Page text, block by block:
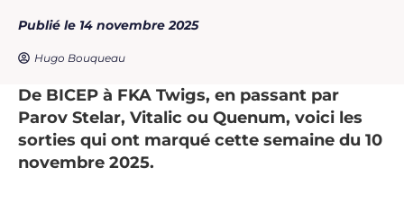
Publié le 14 novembre 2025
Hugo Bouqueau
De BICEP à FKA Twigs, en passant par
Parov Stelar, Vitalic ou Quenum, voici les
sorties qui ont marqué cette semaine du 10
novembre 2025.